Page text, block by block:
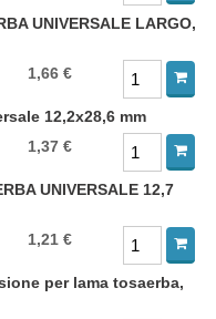
UNIVERSALE LARGO,
1,66 €
12,2x28,6 mm
1,37 €
UNIVERSALE 12,7
1,21 €
per lama tosaerba,